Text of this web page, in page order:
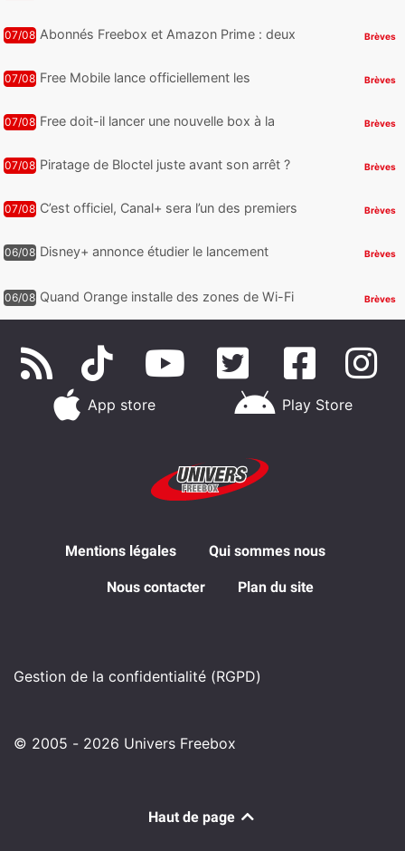
07/08 Abonnés Freebox et Amazon Prime : deux
Brèves
07/08 Free Mobile lance officiellement les
cadeaux
Brèves
07/08 Free doit-il lancer une nouvelle box à la
Brèves
07/08 Piratage de Bloctel juste avant son arrêt ?
Brèves
07/08 C’est officiel, Canal+ sera l’un des premiers
Brèves
06/08 Disney+ annonce étudier le lancement
Brèves
06/08 Quand Orange installe des zones de Wi-Fi
Brèves
App store Play Store
Mentions légales Qui sommes nous
Nous contacter Plan du site
Gestion de la confidentialité (RGPD)
© 2005 - 2026 Univers Freebox
Haut de page